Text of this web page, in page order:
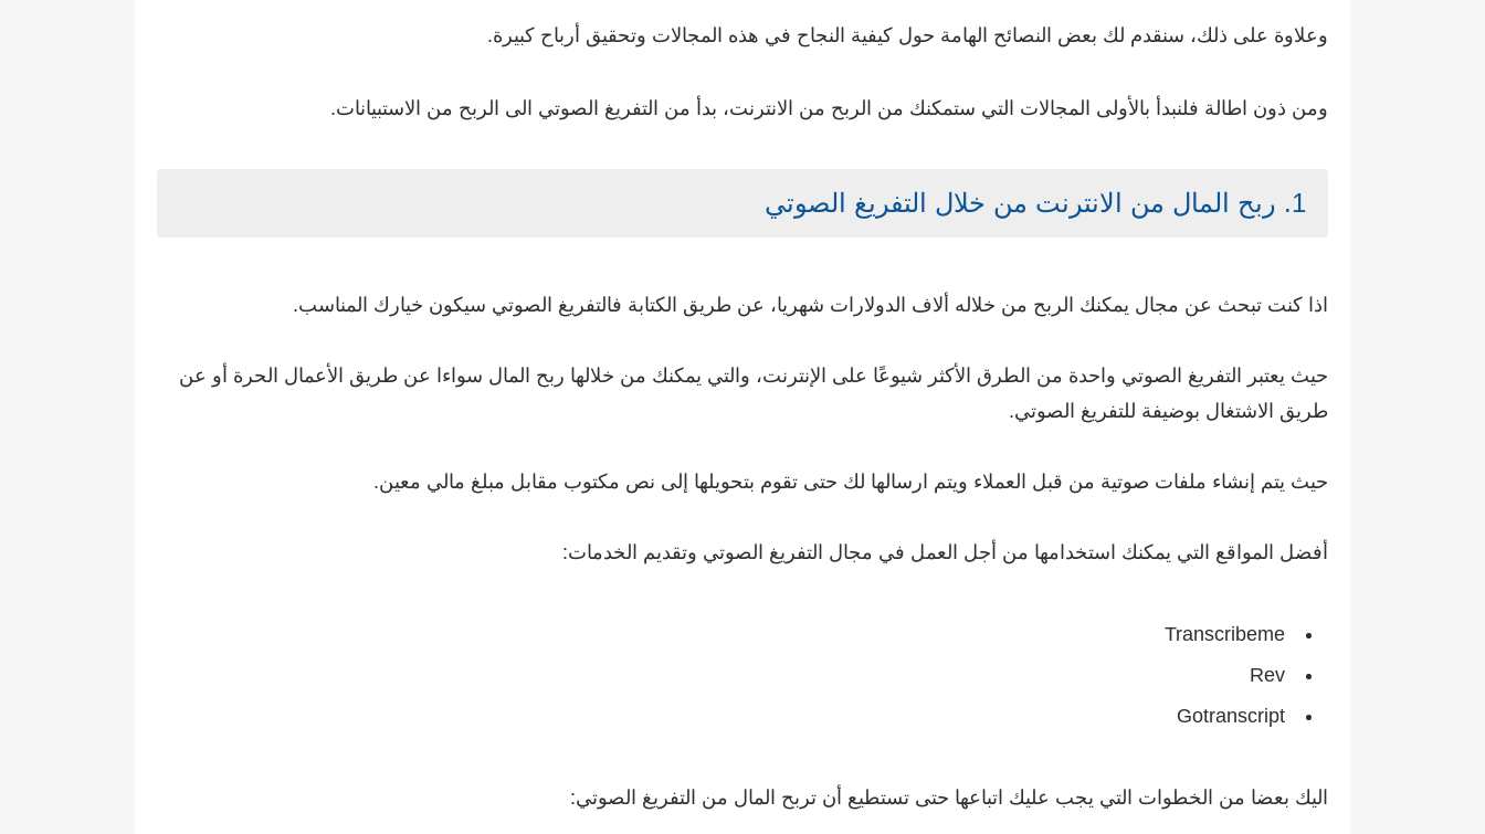
وعلاوة على ذلك، سنقدم لك بعض النصائح الهامة حول كيفية النجاح في هذه المجالات وتحقيق أرباح كبيرة.
ومن ذون اطالة فلنبدأ بالأولى المجالات التي ستمكنك من الربح من الانترنت، بدأ من التفريغ الصوتي الى الربح من الاستبيانات.
1. ربح المال من الانترنت من خلال التفريغ الصوتي
اذا كنت تبحث عن مجال يمكنك الربح من خلاله ألاف الدولارات شهريا، عن طريق الكتابة فالتفريغ الصوتي سيكون خيارك المناسب.
حيث يعتبر التفريغ الصوتي واحدة من الطرق الأكثر شيوعًا على الإنترنت، والتي يمكنك من خلالها ربح المال سواءا عن طريق الأعمال الحرة أو عن
طريق الاشتغال بوضيفة للتفريغ الصوتي.
حيث يتم إنشاء ملفات صوتية من قبل العملاء ويتم ارسالها لك حتى تقوم بتحويلها إلى نص مكتوب مقابل مبلغ مالي معين.
أفضل المواقع التي يمكنك استخدامها من أجل العمل في مجال التفريغ الصوتي وتقديم الخدمات:
Transcribeme
Rev
Gotranscript
اليك بعضا من الخطوات التي يجب عليك اتباعها حتى تستطيع أن تربح المال من التفريغ الصوتي: